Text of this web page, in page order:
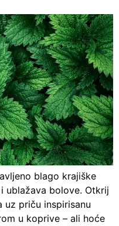
blago krajiške
ublažava bolove. Otkrij
uz priču inspirisanu
u koprive – ali hoće